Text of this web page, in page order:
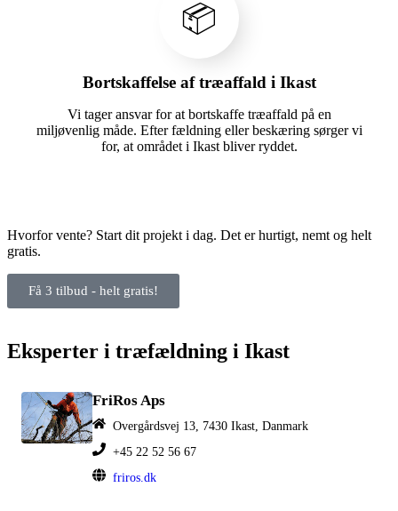
📦
Bortskaffelse af træaffald i Ikast
Vi tager ansvar for at bortskaffe træaffald på en
miljøvenlig måde. Efter fældning eller beskæring sørger vi
for, at området i Ikast bliver ryddet.
Hvorfor vente? Start dit projekt i dag. Det er hurtigt, nemt og helt
gratis.
Få 3 tilbud - helt gratis!
Eksperter i træfældning i Ikast
FriRos Aps
Overgårdsvej 13, 7430 Ikast, Danmark
+45 22 52 56 67
friros.dk